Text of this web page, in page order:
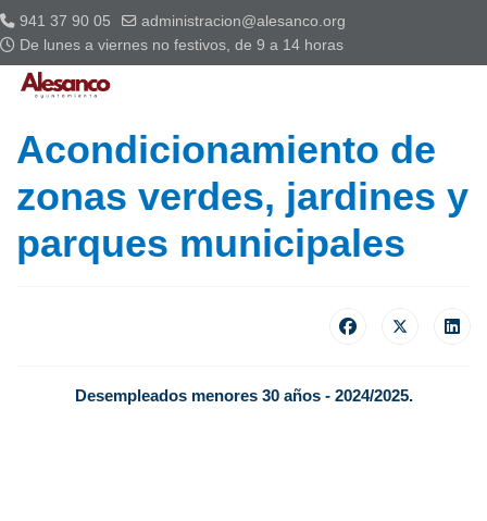
941 37 90 05
administracion@alesanco.org
De lunes a viernes no festivos, de 9 a 14 horas
Acondicionamiento de
zonas verdes, jardines y
parques municipales
Desempleados menores 30 años - 2024/2025.